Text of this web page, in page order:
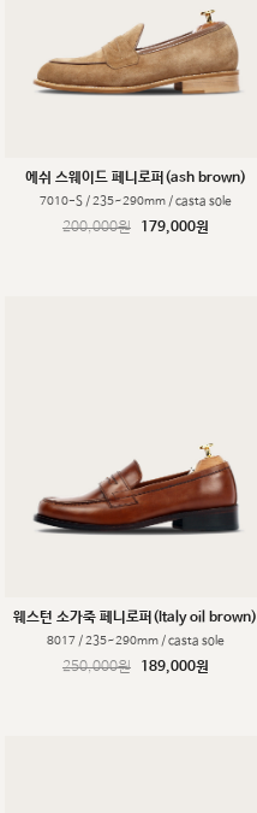
에쉬 스웨이드 페니로퍼(ash brown)
7010-S / 235~290mm / casta sole
200,000원 179,000원
웨스턴 소가죽 페니로퍼(Italy oil brown)
8017 / 235~290mm / casta sole
250,000원 189,000원